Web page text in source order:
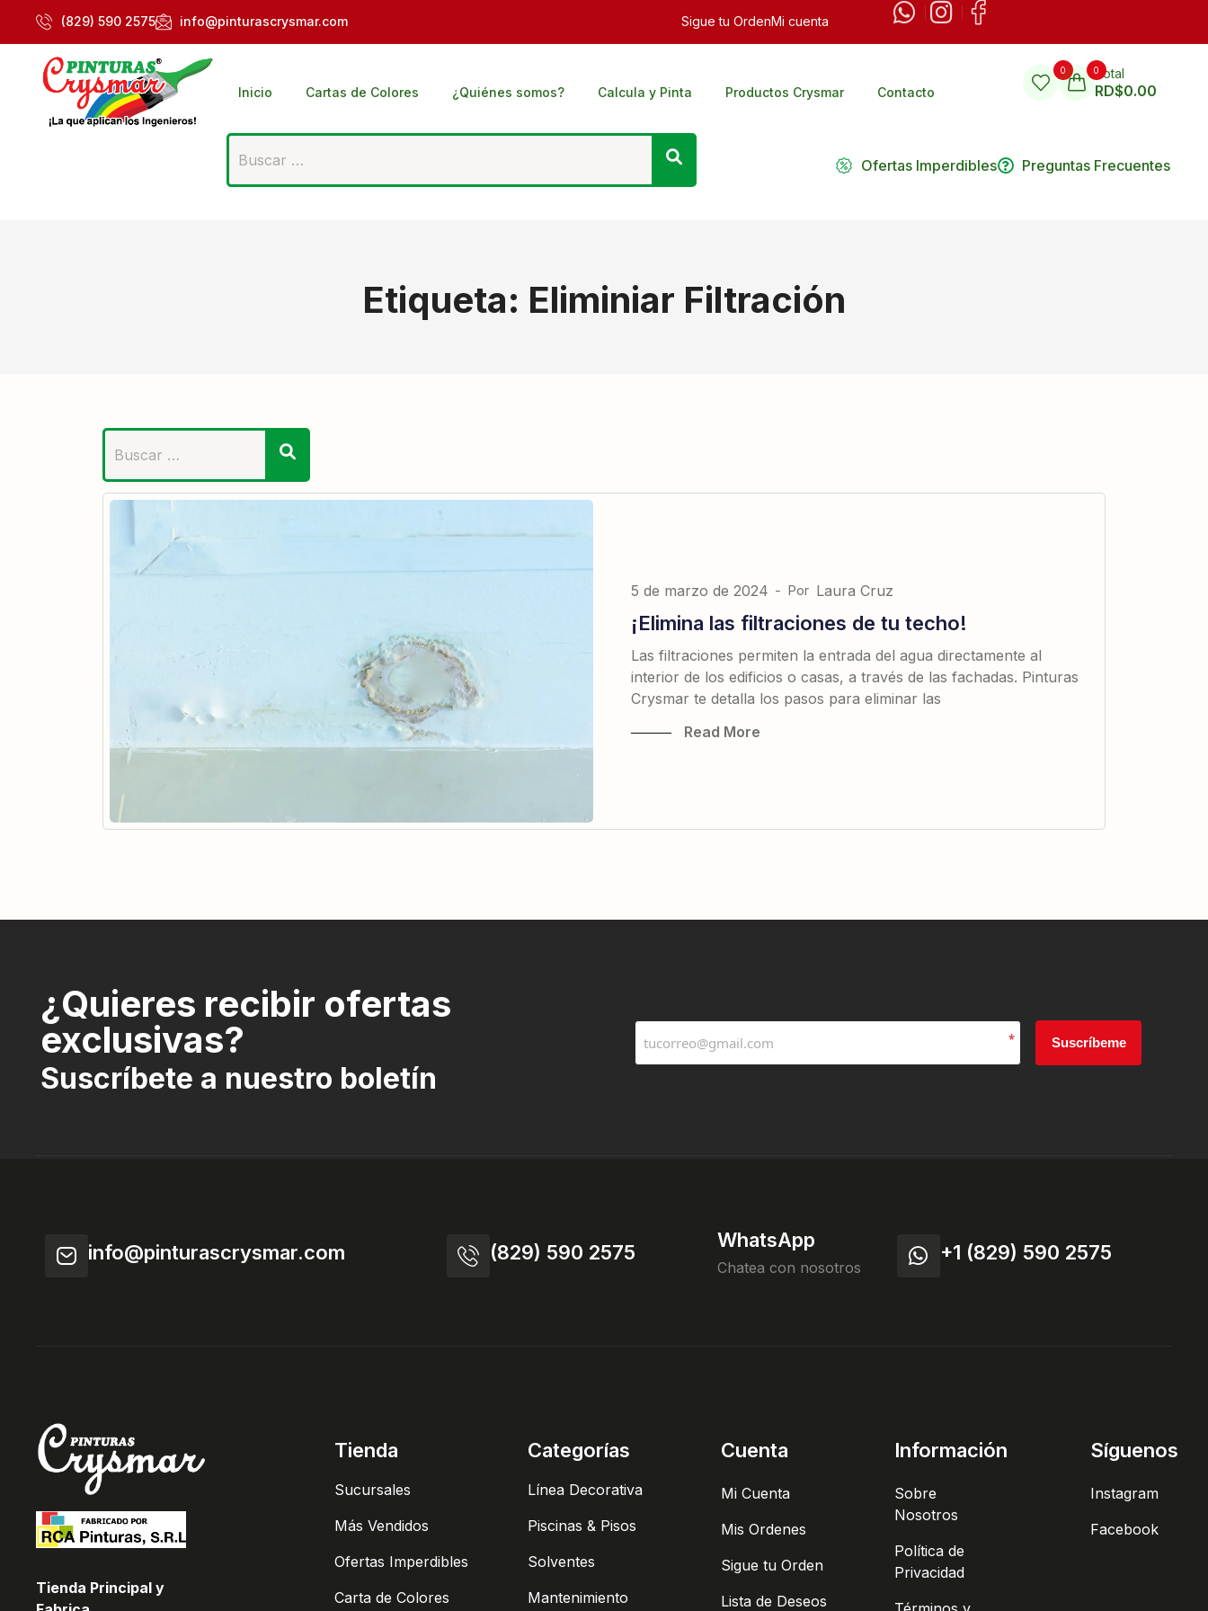
(829) 590 2575 info@pinturascrysmar.com Sigue tu OrdenMi cuenta
Inicio Cartas de Colores ¿Quiénes somos? Calcula y Pinta Productos Crysmar Contacto
0 0Total
RD$0.00
Ofertas Imperdibles Preguntas Frecuentes
Etiqueta: Eliminiar Filtración
5 de marzo de 2024 - Por Laura Cruz
¡Elimina las filtraciones de tu techo!
Las filtraciones permiten la entrada del agua directamente al
interior de los edificios o casas, a través de las fachadas. Pinturas
Crysmar te detalla los pasos para eliminar las
Read More
¿Quieres recibir ofertas
exclusivas?
Suscríbete a nuestro boletín
* Suscríbeme
info@pinturascrysmar.com (829) 590 2575
WhatsApp
Chatea con nosotros
+1 (829) 590 2575
Tienda Principal y
Tienda
Sucursales
Más Vendidos
Ofertas Imperdibles
Carta de Colores
Categorías
Línea Decorativa
Piscinas & Pisos
Solventes
Mantenimiento
Cuenta
Mi Cuenta
Mis Ordenes
Sigue tu Orden
Lista de Deseos
Información
Sobre
Nosotros
Política de
Privacidad
Síguenos
Instagram
Facebook